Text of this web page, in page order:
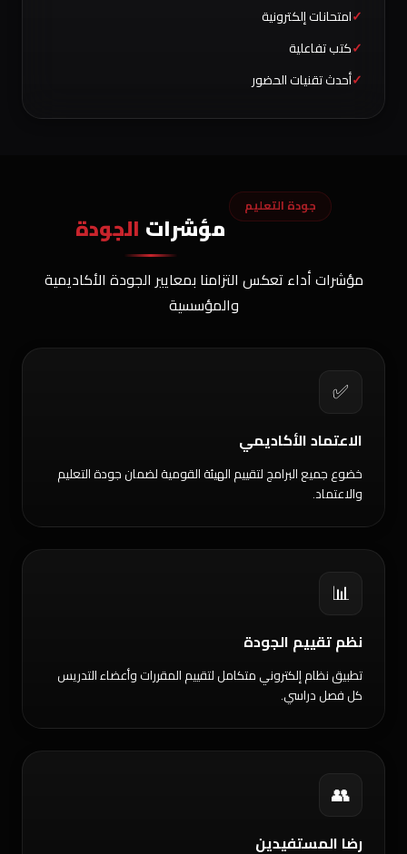
امتحانات إلكترونية
كتب تفاعلية
أحدث تقنيات الحضور
جودة التعليم
مؤشرات الجودة
مؤشرات أداء تعكس التزامنا بمعايير الجودة الأكاديمية
والمؤسسية
✅
الاعتماد الأكاديمي
خضوع جميع البرامج لتقييم الهيئة القومية لضمان جودة التعليم
والاعتماد.
📊
نظم تقييم الجودة
تطبيق نظام إلكتروني متكامل لتقييم المقررات وأعضاء التدريس
كل فصل دراسي.
👥
رضا المستفيدين